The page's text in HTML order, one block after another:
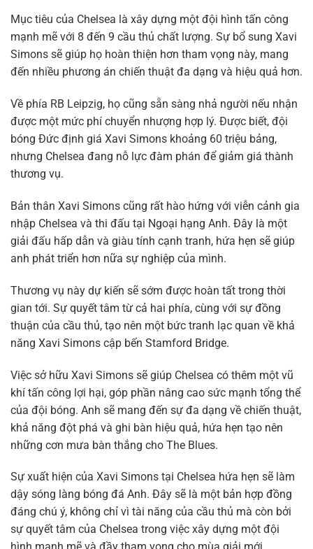
Mục tiêu của Chelsea là xây dựng một đội hình tấn công
mạnh mẽ với 8 đến 9 cầu thủ chất lượng. Sự bổ sung Xavi
Simons sẽ giúp họ hoàn thiện hơn tham vọng này, mang
đến nhiều phương án chiến thuật đa dạng và hiệu quả hơn.
Về phía RB Leipzig, họ cũng sẵn sàng nhả người nếu nhận
được một mức phí chuyển nhượng hợp lý. Được biết, đội
bóng Đức định giá Xavi Simons khoảng 60 triệu bảng,
nhưng Chelsea đang nỗ lực đàm phán để giảm giá thành
thương vụ.
Bản thân Xavi Simons cũng rất hào hứng với viễn cảnh gia
nhập Chelsea và thi đấu tại Ngoại hạng Anh. Đây là một
giải đấu hấp dẫn và giàu tính cạnh tranh, hứa hẹn sẽ giúp
anh phát triển hơn nữa sự nghiệp của mình.
Thương vụ này dự kiến sẽ sớm được hoàn tất trong thời
gian tới. Sự quyết tâm từ cả hai phía, cùng với sự đồng
thuận của cầu thủ, tạo nên một bức tranh lạc quan về khả
năng Xavi Simons cập bến Stamford Bridge.
Việc sở hữu Xavi Simons sẽ giúp Chelsea có thêm một vũ
khí tấn công lợi hại, góp phần nâng cao sức mạnh tổng thể
của đội bóng. Anh sẽ mang đến sự đa dạng về chiến thuật,
khả năng đột phá và ghi bàn hiệu quả, hứa hẹn tạo nên
những cơn mưa bàn thắng cho The Blues.
Sự xuất hiện của Xavi Simons tại Chelsea hứa hẹn sẽ làm
dậy sóng làng bóng đá Anh. Đây sẽ là một bản hợp đồng
đáng chú ý, không chỉ vì tài năng của cầu thủ mà còn bởi
sự quyết tâm của Chelsea trong việc xây dựng một đội